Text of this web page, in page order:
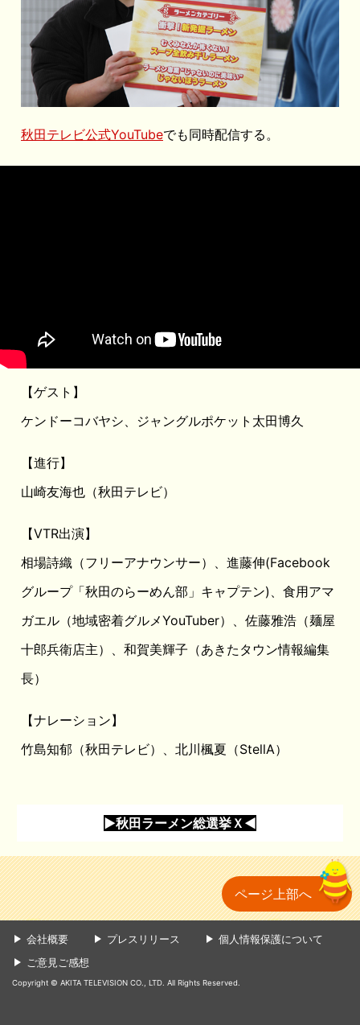
秋田テレビ公式YouTubeでも同時配信する。
【ゲスト】
ケンドーコバヤシ、ジャングルポケット太田博久
【進行】
山崎友海也（秋田テレビ）
【VTR出演】
相場詩織（フリーアナウンサー）、進藤伸(Facebook
グループ「秋田のらーめん部」キャプテン)、食用アマ
ガエル（地域密着グルメYouTuber）、佐藤雅浩（麺屋
十郎兵衛店主）、和賀美輝子（あきたタウン情報編集
長）
【ナレーション】
竹島知郁（秋田テレビ）、北川楓夏（StellA）
▶秋田ラーメン総選挙Ｘ◀
ページ上部へ
会社概要 プレスリリース
個人情報保護について
ご意見ご感想
Copyright © AKITA TELEVISION CO., LTD. All Rights Reserved.